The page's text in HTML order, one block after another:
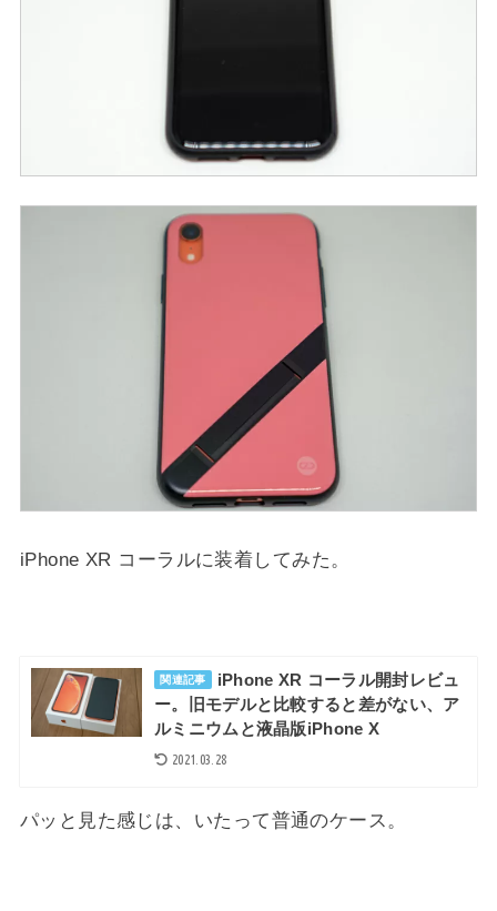
iPhone XR コーラルに装着してみた。
関連記事
iPhone XR コーラル開封レビュ
ー。旧モデルと比較すると差がない、ア
ルミニウムと液晶版iPhone X
2021.03.28
パッと見た感じは、いたって普通のケース。